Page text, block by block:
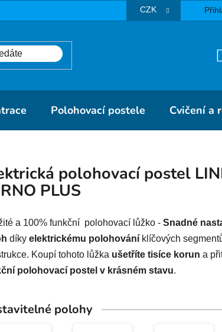
CZK
Polohovací postele Cvičení a
polohovací postel
PLUS
a 100% funkční polohovací lůžko - Snadné
díky elektrickému polohování klíčových
Koupí tohoto lůžka ušetříte tisíce korun a
polohovací postel v krásném stavu.
polohy